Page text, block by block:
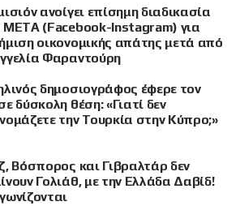
ανοίγει επίσημη διαδικασία
META (Facebook-Instagram) για
οικονομικής απάτης μετά από
Φαραντούρη
δημοσιογράφος έφερε τον
δύσκολη θέση: «Γιατί δεν
την Τουρκία στην Κύπρο;»
Βόσπορος και Γιβραλτάρ δεν
Γολιάθ, με την Ελλάδα Δαβίδ!